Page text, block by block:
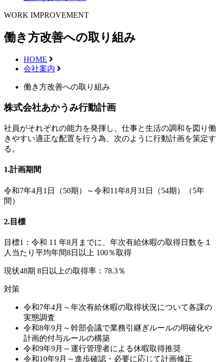
WORK IMPROVEMENT
働き方改善への取り組み
HOME
会社案内
働き方改善への取り組み
株式会社あかうみ行動計画
社員がそれぞれの能力を発揮し、仕事と生活の調和を図り働
きやすい適正な配置を行う為、次のように行動計画を策定す
る。
1.計画期間
令和7年4月1日（50期）～令和11年8月31日（54期）（5年
間）
2.目標
目標1 ：令和 11 年8月までに、年次有給休暇の取得日数を１
人当たり平均年間8日以上 100％取得
現状48期 8日以上の取得率：78.3％
対策
令和7年4月～年次有給休暇の取得状況について各課の
実態調査
令和8年9月～幹部会議で業務引継ぎルールの明確化や
計画的付与ルールの構築
令和9年9月～運行管理者による休暇取得推奨
令和10年9月～進歩確認・必要に応じて計画修正